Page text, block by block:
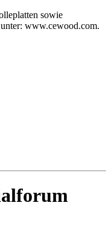
sowie
www.cewood.com.